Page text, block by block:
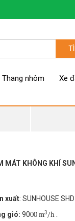
Thang nhôm Xe
MÁT KHÔNG KHÍ
xuất: SUNHOUSE
gió: 9000 m3/h .